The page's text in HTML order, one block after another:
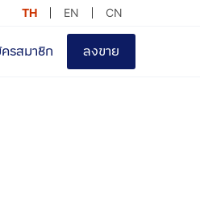
TH EN CN
รสมาชิก ลงขาย